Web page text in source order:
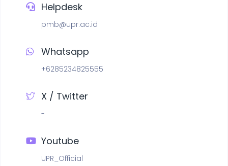
Helpdesk
pmb@upr.ac.id
Whatsapp
+6285234825555
X / Twitter
-
Youtube
UPR_Official